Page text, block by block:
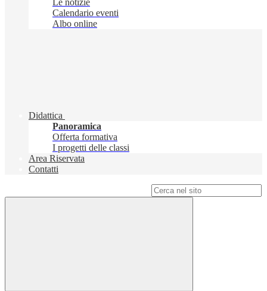
Le notizie
Calendario eventi
Albo online
Didattica
Panoramica
Offerta formativa
I progetti delle classi
Area Riservata
Contatti